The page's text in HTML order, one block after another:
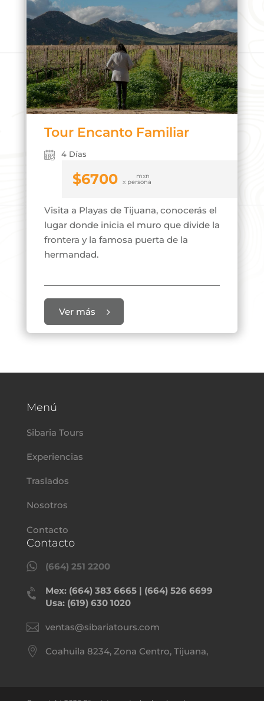
Tour Encanto Familiar
Visita a Playas de Tijuana, conocerás el
lugar donde inicia el muro que divide la
frontera y la famosa puerta de la
hermandad.
Ver más
$6700
4 Días
Menú
Sibaria Tours
Experiencias
Traslados
Nosotros
Contacto
Contacto
 (664) 251 2200

Mex: (664) 383 6665 | (664) 526 6699
Usa: (619) 630 1020
 ventas@sibariatours.com
 Coahuila 8234, Zona Centro, Tijuana,